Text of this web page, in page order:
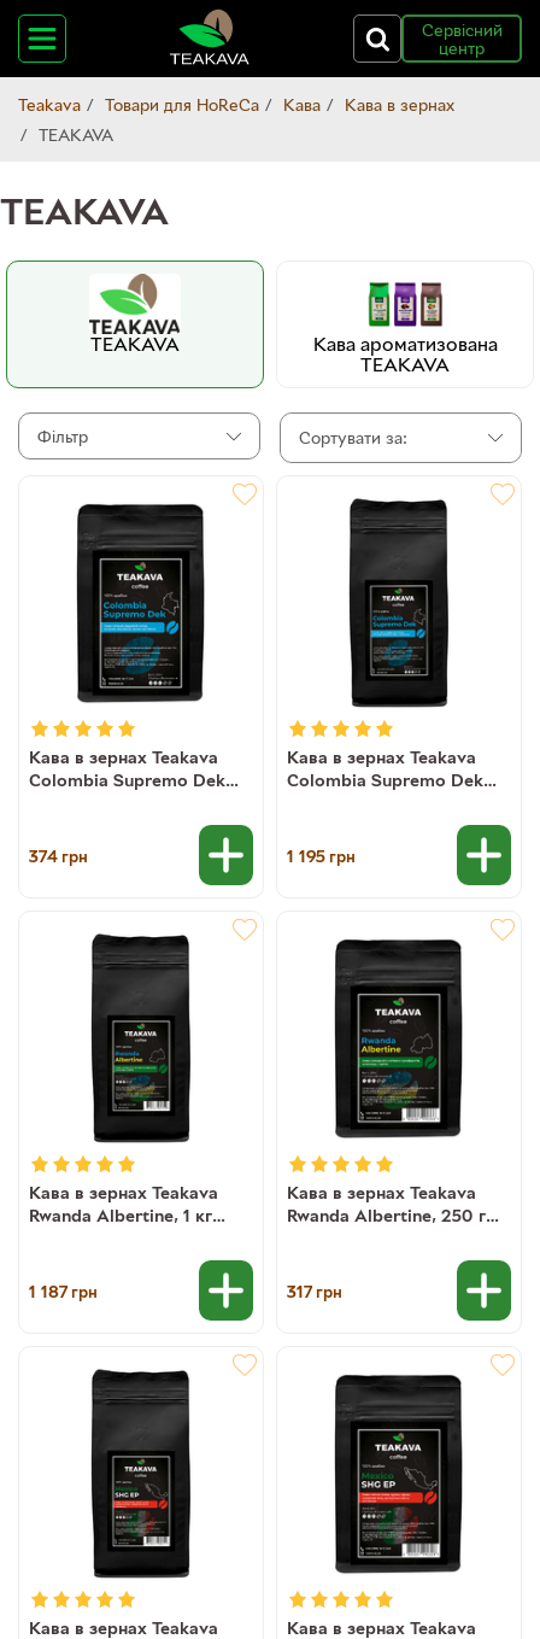
Сервісний
центр
Teakava Товари для HoReCa Кава
Кава в зернах
TEAKAVA
TEAKAVA
TEAKAVA
Кава ароматизована
TEAKAVA
Фільтр Сортувати за:
Кава в зернах Teakava
Colombia Supremo Dek
374грн
Кава в зернах Teakava
Colombia Supremo Dek
1 195грн
Кава в зернах Teakava
Rwanda Albertine, 1 кг
1 187грн
Кава в зернах Teakava
Rwanda Albertine, 250 г
317грн
Кава в зернах Teakava
Кава в зернах Teakava